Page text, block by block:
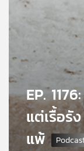
ข่าย
วิทยุ
พี
บี
เอส
EP.
แต่เรื้อรั
แพ้